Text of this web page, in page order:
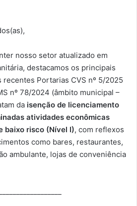
nosso setor atualizado em
destacamos os principais
recentes Portarias CVS nº 5/2025
nº 78/2024 (âmbito municipal –
da isenção de licenciamento
atividades econômicas
baixo risco (Nível I), com reflexos
como bares, restaurantes,
ambulante, lojas de conveniência